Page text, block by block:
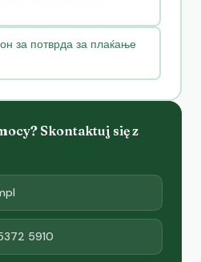
за потврда за плаќање
Skontaktuj się z
5910